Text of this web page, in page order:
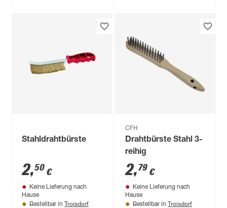
Stahldrahtbürste
2,50 €
Keine Lieferung nach
Hause
Bestellbar in Troisdorf
CFH
Drahtbürste Stahl 3-
reihig
2,79 €
Keine Lieferung nach
Hause
Bestellbar in Troisdorf